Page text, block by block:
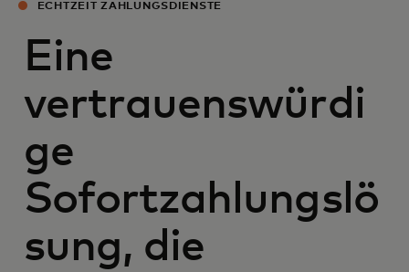
ECHTZEIT ZAHLUNGSDIENSTE
Eine
vertrauenswürdi
ge
Sofortzahlungslö
sung, die